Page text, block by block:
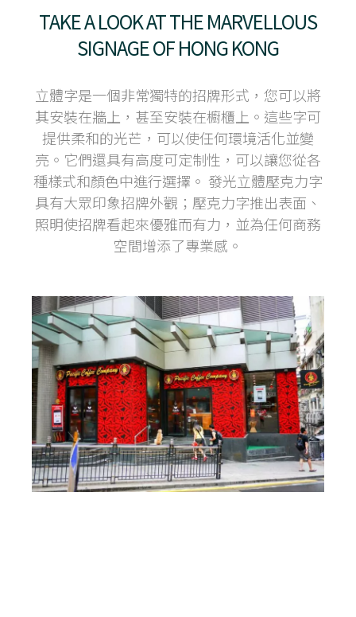
TAKE A LOOK AT THE MARVELLOUS
SIGNAGE OF HONG KONG
立體字是一個非常獨特的招牌形式，您可以將
其安裝在牆上，甚至安裝在櫥櫃上。這些字可
提供柔和的光芒，可以使任何環境活化並變
亮。它們還具有高度可定制性，可以讓您從各
種樣式和顏色中進行選擇。 發光立體壓克力字
具有大眾印象招牌外觀；壓克力字推出表面、
照明使招牌看起來優雅而有力，並為任何商務
空間增添了專業感。